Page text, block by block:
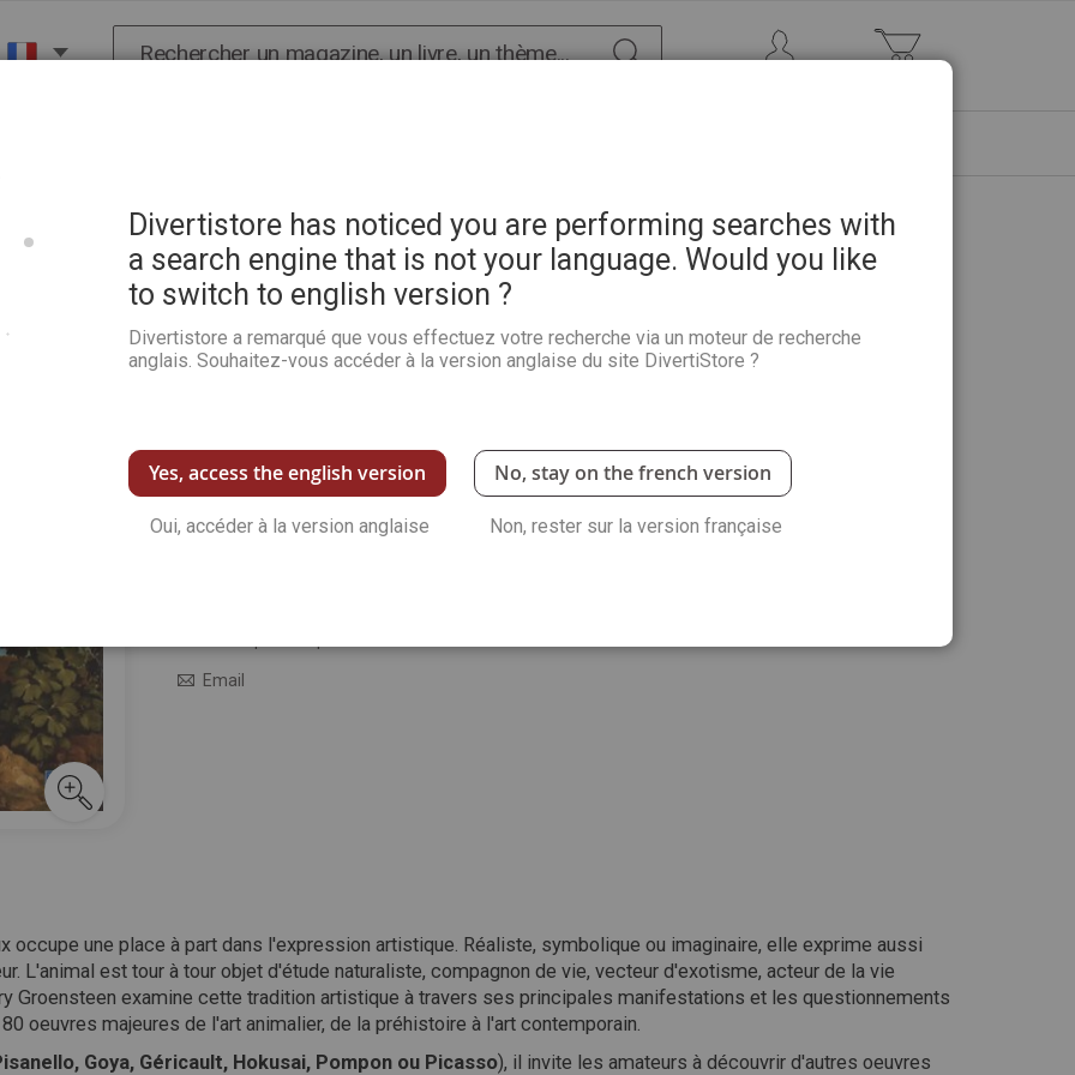
Belles bêtes - Chefs-d'oeuvre de l'art animalier
Soyez le premier à commenter ce produit
Voir plus de détails
Quantité :
Email
occupe une place à part dans l'expression artistique. Réaliste, symbolique ou imaginaire, elle exprime aussi
L'animal est tour à tour objet d'étude naturaliste, compagnon de vie, vecteur d'exotisme, acteur de la vie
Groensteen examine cette tradition artistique à travers ses principales manifestations et les questionnements
oeuvres majeures de l'art animalier, de la préhistoire à l'art contemporain.
Goya, Géricault, Hokusai, Pompon ou Picasso), il invite les amateurs à découvrir d'autres oeuvres
Divertistore has noticed you are performing searches with
a search engine that is not your language. Would you like
to switch to english version ?
Divertistore a remarqué que vous effectuez votre recherche via un moteur de recherche
anglais. Souhaitez-vous accéder à la version anglaise du site DivertiStore ?
Yes, access the english version
Oui, accéder à la version anglaise
No, stay on the french version
Non, rester sur la version française